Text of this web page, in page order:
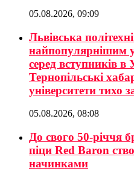
05.08.2026, 09:09
Львівська
найпопулярнішим
серед вступників в
Тернопільські
університети тихо
05.08.2026, 08:08
До свого 50-річчя
піци Red Baron
начинками